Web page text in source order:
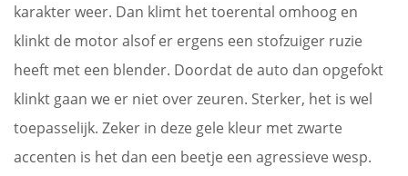
karakter weer. Dan klimt het toerental omhoog en
klinkt de motor alsof er ergens een stofzuiger ruzie
heeft met een blender. Doordat de auto dan opgefokt
klinkt gaan we er niet over zeuren. Sterker, het is wel
toepasselijk. Zeker in deze gele kleur met zwarte
accenten is het dan een beetje een agressieve wesp.